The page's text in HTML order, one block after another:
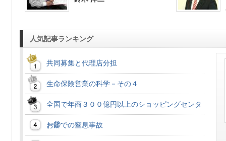
人気記事ランキング
共同募集と代理店分担
生命保険営業の科学－その４
全国で年商３００億円以上のショッピングセンタ
ー②
お餅での窒息事故